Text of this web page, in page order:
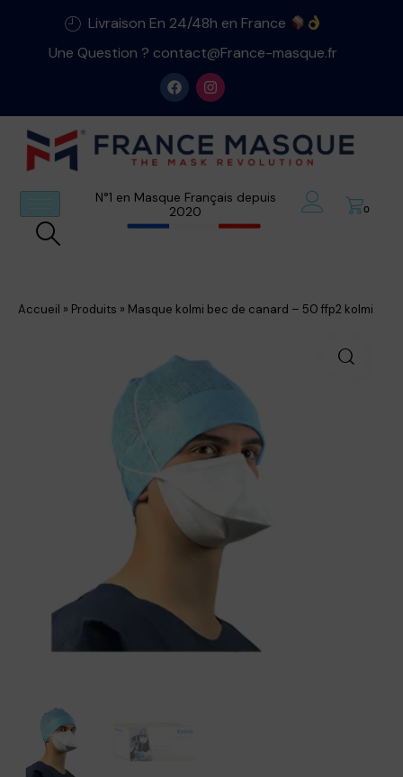
Livraison En 24/48h en France
Une Question ? contact@France-masque.fr
N°1 en Masque Français depuis
2020
0
Accueil » Produits » Masque kolmi bec de canard – 50 ffp2 kolmi